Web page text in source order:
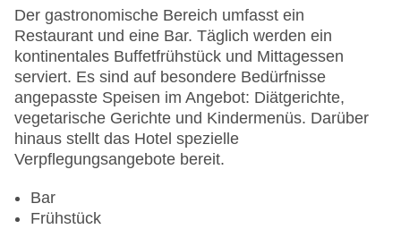
Landeskategorie: 3,5 Sterne
Der gastronomische Bereich umfasst ein
Restaurant und eine Bar. Täglich werden ein
kontinentales Buffetfrühstück und Mittagessen
serviert. Es sind auf besondere Bedürfnisse
angepasste Speisen im Angebot: Diätgerichte,
vegetarische Gerichte und Kindermenüs. Darüber
hinaus stellt das Hotel spezielle
Verpflegungsangebote bereit.
Bar
Frühstück